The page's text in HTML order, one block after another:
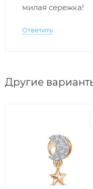
милая сережка!
Ответить
Другие